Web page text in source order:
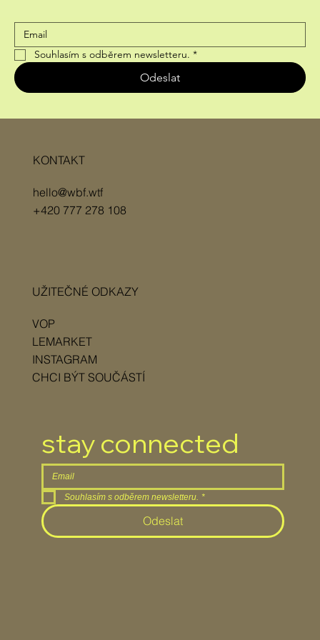
Souhlasím s odběrem newsletteru. *
Odeslat
KONTAKT
hello@wbf.wtf
+420 777 278 108
UŽITEČNÉ ODKAZY
VOP
LEMARKET
INSTAGRAM
CHCI BÝT SOUČÁSTÍ
stay connected
Souhlasím s odběrem newsletteru. *
Odeslat